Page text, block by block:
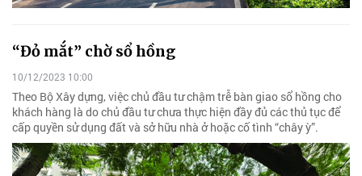
“Đỏ mắt” chờ sổ hồng
10/12/2023 10:00
Theo Bộ Xây dựng, việc chủ đầu tư chậm trễ bàn giao sổ hồng cho
khách hàng là do chủ đầu tư chưa thực hiện đầy đủ các thủ tục để
cấp quyền sử dụng đất và sở hữu nhà ở hoặc cố tình “chây ỳ”.